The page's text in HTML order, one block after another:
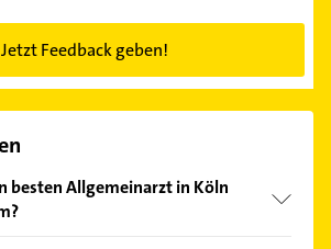
Jetzt Feedback geben!
besten Allgemeinarzt in Köln